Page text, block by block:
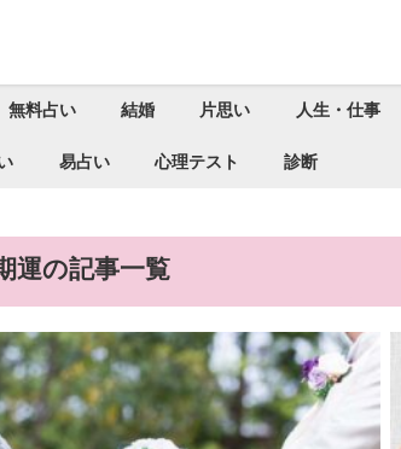
無料占い 結婚 片思い 人生・仕事
易占い 心理テスト 診断
運の記事一覧